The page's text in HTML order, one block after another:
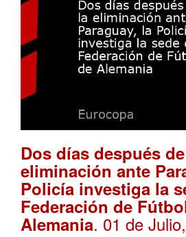
Dos días después
eliminación ante
Policía investiga la
Federación de
Alemania. 01 de